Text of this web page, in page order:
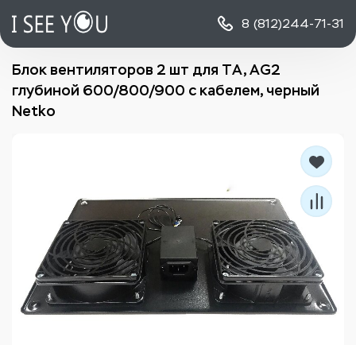
8 (812)244-71-31
Блок вентиляторов 2 шт для TА, AG2
глубиной 600/800/900 с кабелем, черный
Netko